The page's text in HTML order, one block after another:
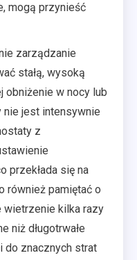
mogą przynieść
zarządzanie
stałą, wysoką
obniżenie w nocy lub
nie jest intensywnie
z
przekłada się na
również pamiętać o
wietrzenie kilka razy
niż długotrwałe
do znacznych strat